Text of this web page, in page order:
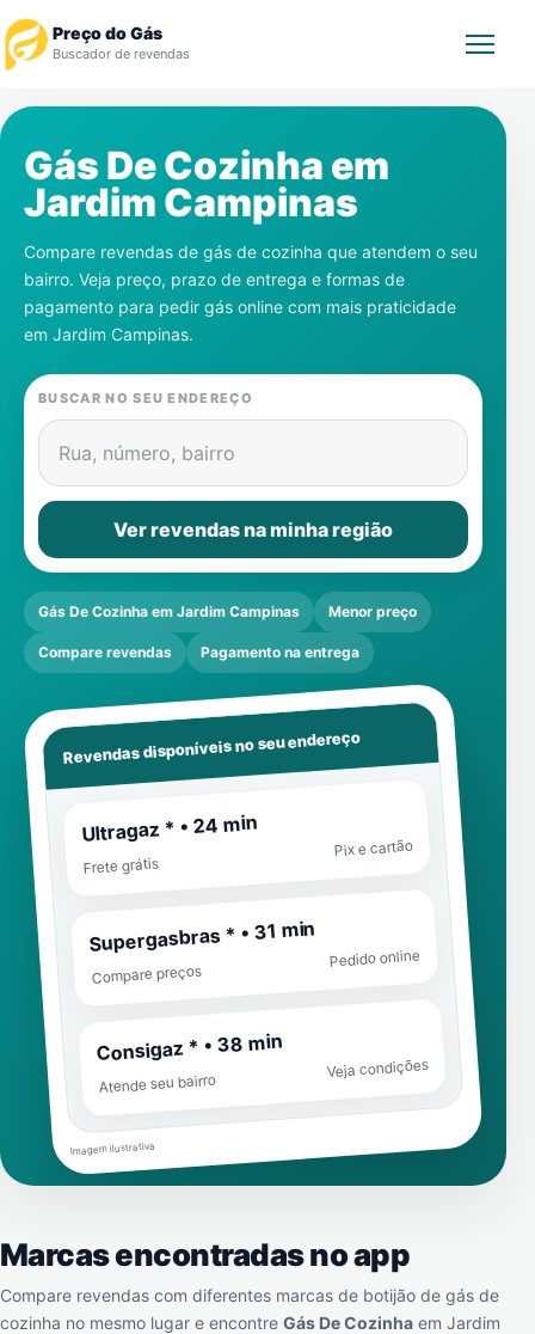
Preço do Gás
Buscador de revendas
Revendedor
Notícias
Cadastre-se
Gás
Contatos
Gás De Cozinha em
Jardim Campinas
Compare revendas de gás de cozinha que atendem o seu
bairro. Veja preço, prazo de entrega e formas de
pagamento para pedir gás online com mais praticidade
em Jardim Campinas.
BUSCAR NO SEU ENDEREÇO
Rua, número, bairro
Ver revendas na minha região
Gás De Cozinha em Jardim Campinas Menor preço
Compare revendas Pagamento na entrega
Revendas disponíveis no seu endereço
Ultragaz * • 24 min
Frete grátis
Pix e cartão
Supergasbras * • 31 min
Compare preços
Pedido online
Consigaz * • 38 min
Atende seu bairro
Veja condições
Imagem ilustrativa
Marcas encontradas no app
Compare revendas com diferentes marcas de botijão de gás de
cozinha no mesmo lugar e encontre Gás De Cozinha em Jardim